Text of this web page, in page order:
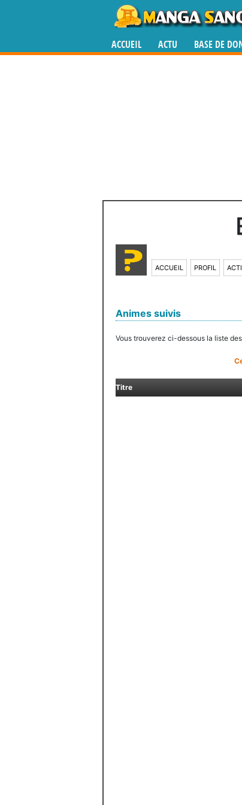
ACCUEIL ACTU BASE DE
ACCUEIL PROFIL
Animes suivis
Vous trouverez ci-dessous la liste
Titre